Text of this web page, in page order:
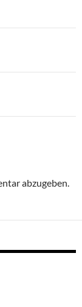
abzugeben.